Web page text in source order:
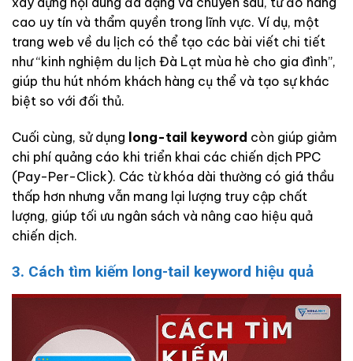
cao uy tín và thẩm quyền trong lĩnh vực. Ví dụ, một
trang web về du lịch có thể tạo các bài viết chi tiết
như “kinh nghiệm du lịch Đà Lạt mùa hè cho gia đình”,
giúp thu hút nhóm khách hàng cụ thể và tạo sự khác
biệt so với đối thủ.
Cuối cùng, sử dụng long-tail keyword còn giúp giảm
chi phí quảng cáo khi triển khai các chiến dịch PPC
(Pay-Per-Click). Các từ khóa dài thường có giá thầu
thấp hơn nhưng vẫn mang lại lượng truy cập chất
lượng, giúp tối ưu ngân sách và nâng cao hiệu quả
chiến dịch.
3. Cách tìm kiếm long-tail keyword hiệu quả